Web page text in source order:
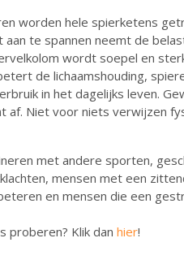
worden hele spierketens
te spannen neemt de
wordt soepel en
de lichaamshouding,
in het dagelijks leven.
af. Niet voor niets verwijzen
met andere sporten,
mensen met een
en mensen die een
proberen? Klik dan hier!